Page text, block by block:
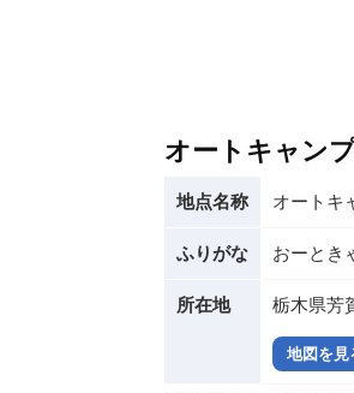
オートキャン
地点名称 オートキ
ふりがな おーとき
所在地 栃木県芳
地図を見